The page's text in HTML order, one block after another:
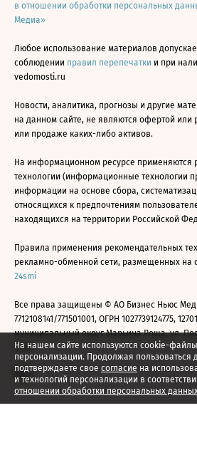
На нашем сайте используются cookie-файлы
персонализации. Продолжая пользоваться
подтверждаете свое согласие на
и технологий персонализации в
отношении обработки персональных
в отношении обработки персональных
Медиа»
Любое использование материалов
соблюдении правил перепечатки и при
vedomosti.ru
Новости, аналитика, прогнозы и другие
на данном сайте, не являются офертой или
или продаже каких-либо активов.
На информационном ресурсе применяются
технологии (информационные технологии
информации на основе сбора,
относящихся к предпочтениям
находящихся на территории Российской
Правила применения рекомендательных
рекламно-обменной сети, размещенных на
24smi
Все права защищены © АО Бизнес Ньюс
7712108141/771501001, ОГРН 1027739124775,
муниципальный округ Марьина Роща, ул.
2026